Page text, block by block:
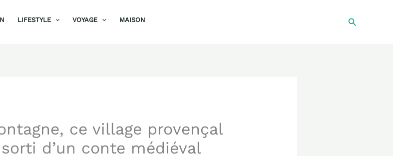
LIFESTYLE VOYAGE MAISON
ce village provençal
d’un conte médiéval